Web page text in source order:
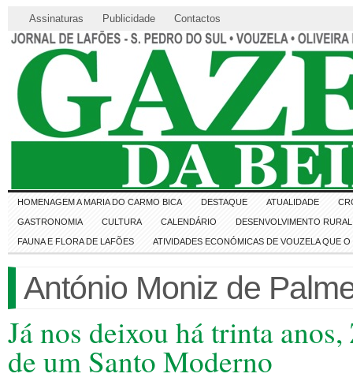
Assinaturas Publicidade Contactos
HOMENAGEM A MARIA DO CARMO BICA DESTAQUE ATUALIDADE
GASTRONOMIA CULTURA CALENDÁRIO DESENVOLVIMENTO RURAL
FAUNA E FLORA DE LAFÕES ATIVIDADES ECONÓMICAS DE VOUZELA QUE
António Moniz de
Já nos deixou há trinta
de um Santo Moderno